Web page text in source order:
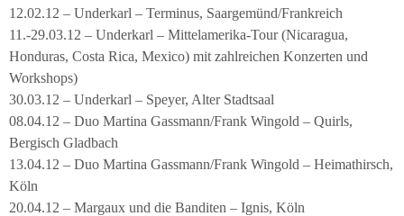
12.02.12 – Underkarl – Terminus, Saargemünd/Frankreich
11.-29.03.12 – Underkarl – Mittelamerika-Tour (Nicaragua,
Honduras, Costa Rica, Mexico) mit zahlreichen Konzerten und
Workshops)
30.03.12 – Underkarl – Speyer, Alter Stadtsaal
08.04.12 – Duo Martina Gassmann/Frank Wingold – Quirls,
Bergisch Gladbach
13.04.12 – Duo Martina Gassmann/Frank Wingold – Heimathirsch,
Köln
20.04.12 – Margaux und die Banditen – Ignis, Köln